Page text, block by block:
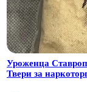
Уроженца
Твери за